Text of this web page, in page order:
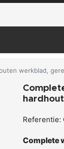
werkblad,
Referentie:
Complete